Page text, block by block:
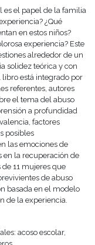
es el papel de la familia
¿Qué
en estos niños?
experiencia? Este
alrededor de un
solidez teórica y con
está integrado por
referentes, autores
el tema del abuso
a profundidad
factores
posibles
las emociones de
la recuperación de
11 mujeres que
de abuso
basada en el modelo
de la experiencia.
acoso escolar,